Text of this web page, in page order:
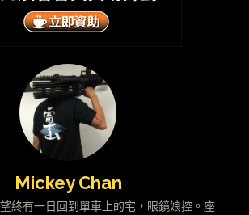
Mickey Chan
終有一日回到單車上的宅，眼鏡娘控。座